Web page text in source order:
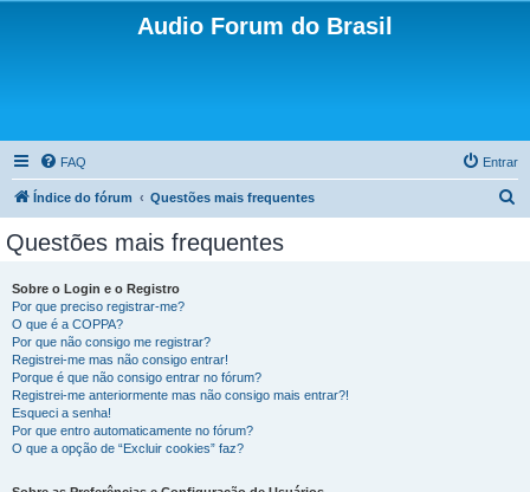
Audio Forum do Brasil
FAQ Entrar
Índice do fórum Questões mais frequentes
Questões mais frequentes
Sobre o Login e o Registro
Por que preciso registrar-me?
O que é a COPPA?
Por que não consigo me registrar?
Registrei-me mas não consigo entrar!
Porque é que não consigo entrar no fórum?
Registrei-me anteriormente mas não consigo mais entrar?!
Esqueci a senha!
Por que entro automaticamente no fórum?
O que a opção de “Excluir cookies” faz?